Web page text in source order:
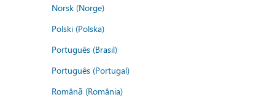
Norsk (Norge)
Polski (Polska)
Português (Brasil)
Português (Portugal)
Română (România)